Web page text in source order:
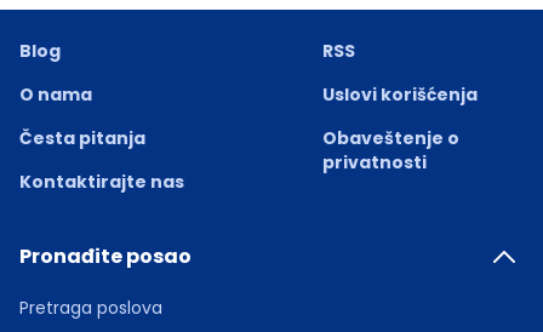
Blog
O nama
Česta pitanja
Kontaktirajte nas
RSS
Uslovi korišćenja
Obaveštenje o
privatnosti
Pronađite posao
Pretraga poslova